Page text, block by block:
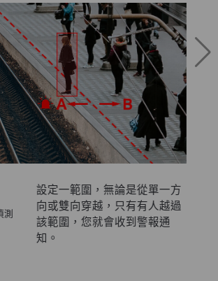
測
設定一範圍，無論是從單一方
向或雙向穿越，只有有人越過
該範圍，您就會收到警報通
知。